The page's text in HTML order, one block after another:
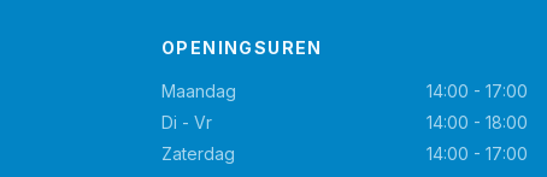
OPENINGSUREN
Maandag
14:00 - 17:00
Di - Vr
14:00 - 18:00
Zaterdag
14:00 - 17:00